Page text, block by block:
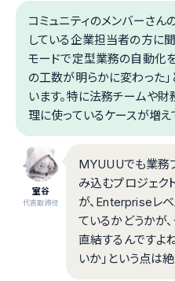
コミュニティのメンバーさん
している企業担当者の方に聞
モードで定型業務の自動化
の工数が明らかに変わった
います。特に法務チームや
理に使っているケースが増え
室谷
代表取締役
MYUUUでも業務
み込むプロジェク
が、Enterpriseレ
ているかどうかが
直結するんですよ
いか」という点は